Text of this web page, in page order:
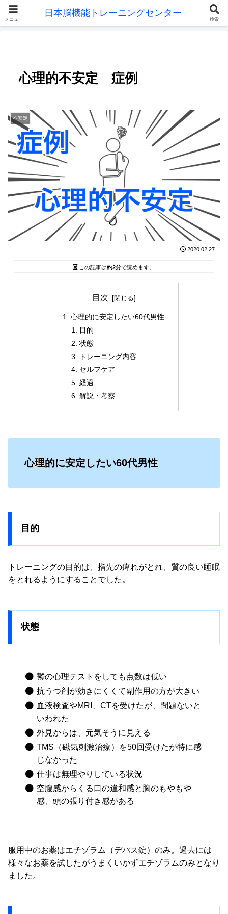
心理的不安定 症例
不安定
2020.02.27
この記事は約2分で読めます。
目次
心理的に安定したい60代男性
目的
状態
トレーニング内容
セルフケア
経過
解説・考察
心理的に安定したい60代男性
目的
トレーニングの目的は、指先の痺れがとれ、質の良い睡眠
をとれるようにすることでした。
状態
鬱の心理テストをしても点数は低い
抗うつ剤が効きにくくて副作用の方が大きい
血液検査やMRI、CTを受けたが、問題ないと
いわれた
外見からは、元気そうに見える
TMS（磁気刺激治療）を50回受けたが特に感
じなかった
仕事は無理やりしている状況
空腹感からくる口の違和感と胸のもやもや
感、頭の張り付き感がある
服用中のお薬はエチゾラム（デパス錠）のみ。過去には
様々なお薬を試したがうまくいかずエチゾラムのみとなり
ました。
メニュー 検索